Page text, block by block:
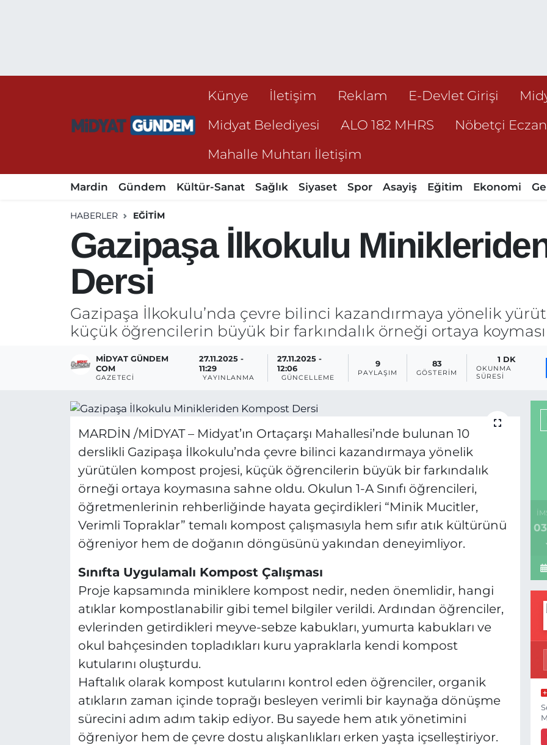
Künye İletişim Reklam E-Devlet Girişi
Midyat Belediyesi
ALO 182 MHRS Nöbetçi
Mahalle Muhtarı İletişim
Mardin Gündem Kültür-Sanat Sağlık Siyaset Spor Asayiş Eğitim Ekonomi
HABERLER EĞITIM
Gazipaşa İlkokulu
Dersi
Gazipaşa İlkokulu’nda çevre bilinci kazandırmaya yönelik
küçük öğrencilerin büyük bir farkındalık örneği ortaya
MIDYAT GÜNDEM
COM
GAZETECI
27.11.2025 -
11:29
YAYINLANMA
27.11.2025 -
12:06
GÜNCELLEME
9
PAYLAŞIM
83
GÖSTERIM
1 DK
OKUNMA
SÜRESI
MARDİN /MİDYAT – Midyat’ın Ortaçarşı Mahallesi’nde bulunan 10
derslikli Gazipaşa İlkokulu’nda çevre bilinci kazandırmaya yönelik
yürütülen kompost projesi, küçük öğrencilerin büyük bir farkındalık
örneği ortaya koymasına sahne oldu. Okulun 1-A Sınıfı öğrencileri,
öğretmenlerinin rehberliğinde hayata geçirdikleri “Minik Mucitler,
Verimli Topraklar” temalı kompost çalışmasıyla hem sıfır atık kültürünü
öğreniyor hem de doğanın döngüsünü yakından deneyimliyor.
Sınıfta Uygulamalı Kompost Çalışması
Proje kapsamında miniklere kompost nedir, neden önemlidir, hangi
atıklar kompostlanabilir gibi temel bilgiler verildi. Ardından öğrenciler,
evlerinden getirdikleri meyve-sebze kabukları, yumurta kabukları ve
okul bahçesinden topladıkları kuru yapraklarla kendi kompost
kutularını oluşturdu.
Haftalık olarak kompost kutularını kontrol eden öğrenciler, organik
atıkların zaman içinde toprağı besleyen verimli bir kaynağa dönüşme
sürecini adım adım takip ediyor. Bu sayede hem atık yönetimini
öğreniyor hem de çevre dostu alışkanlıkları erken yaşta içselleştiriyor.